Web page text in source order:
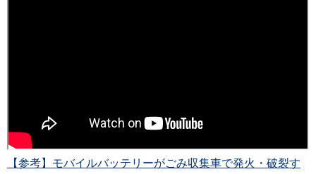
【参考】モバイルバッテリーがごみ収集車で発火・破裂す